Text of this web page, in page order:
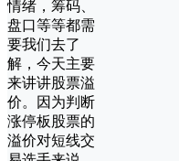
情绪，筹码、
盘口等等都需
要我们去了
解，今天主要
来讲讲股票溢
价。因为判断
涨停板股票的
溢价对短线交